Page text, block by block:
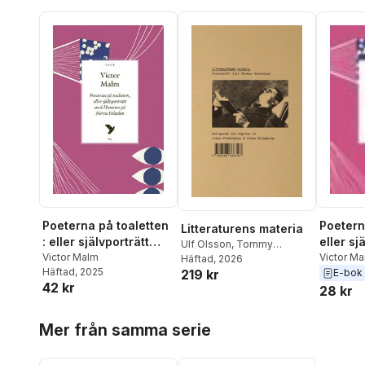
Poeterna på toaletten
: eller självporträtt
med Homeros på
Norra Fäladen
Victor Malm
Häftad, 2025
42 kr
Litteraturens materia
Ulf Olsson, Tommy
Andersson,Magnus Florin
Claes Wahlin
Cecilia Grönberg
Ernst,Jesper Olsson,
Häftad, 2026
219 kr
eller
Fäladen
Victor
E-bok
28 kr
Mer från samma serie